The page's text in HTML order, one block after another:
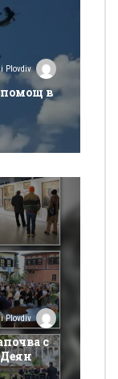
Plovdiv
помощ в
Plovdiv
с